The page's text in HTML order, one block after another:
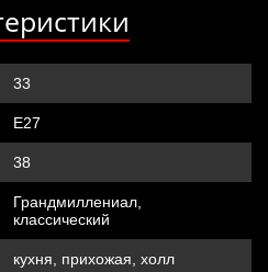
33
Е27
38
Грандмиллениал,
классический
кухня, прихожая, холл